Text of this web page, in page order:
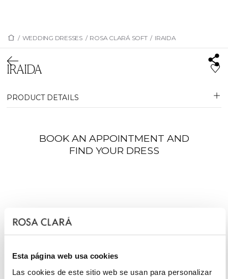
Esta página web usa cookies
Las cookies de este sitio web se usan para personalizar
/ WEDDING DRESSES / ROSA CLARÁ SOFT / IRAIDA
IRAIDA
PRODUCT DETAILS
BOOK AN APPOINTMENT AND
FIND YOUR DRESS